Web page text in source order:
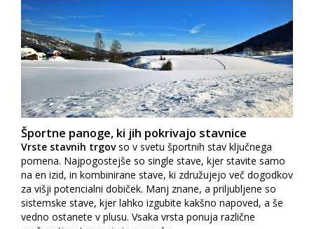
Športne panoge, ki jih pokrivajo stavnice
Vrste stavnih trgovso v svetu športnih stav ključnega
pomena. Najpogostejše so single stave, kjer stavite samo
na en izid, in kombinirane stave, ki združujejo več dogodkov
za višji potencialni dobiček. Manj znane, a priljubljene so
sistemske stave, kjer lahko izgubite kakšno napoved, a še
vedno ostanete v plusu. Vsaka vrsta ponuja različne